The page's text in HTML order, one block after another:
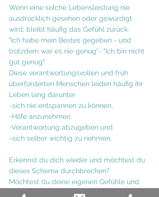
Wenn eine solche Lebensleistung nie
ausdrücklich gesehen oder gewürdigt
wird, bleibt häufig das Gefühl zurück:
"Ich habe mein Bestes gegeben - und
trotzdem war es nie genug"- "Ich bin nicht
gut genug"
Diese verantwortungsvollen und früh
überforderten Menschen leiden häufig ihr
Leben lang darunter
-sich nie entspannen zu können,
-Hilfe anzunehmen,
-Verantwortung abzugeben und
-sich selber wichtig zu nehmen.
Erkennst du dich wieder und möchtest du
dieses Schema durchbrechen?
Möchtest du deine eigenen Gefühle und
Bedürfnisse verstehen und erkennen?